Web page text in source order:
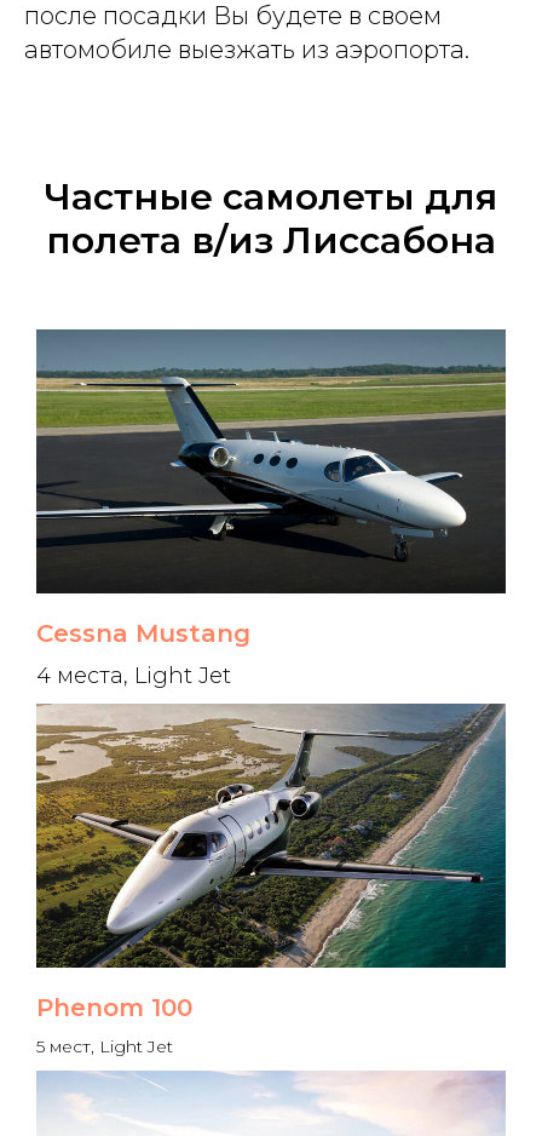
после посадки Вы будете в своем
автомобиле выезжать из аэропорта.
Частные самолеты для
полета в/из Лиссабона
Cessna Mustang
4 места, Light Jet
Phenom 100
5 мест, Light Jet